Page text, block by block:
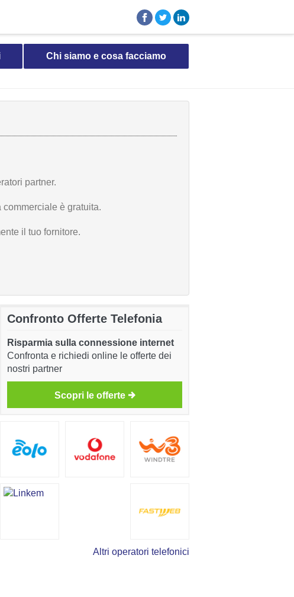
Chi siamo e cosa facciamo
partner.
è gratuita.
il tuo fornitore.
Confronto Offerte Telefonia
Risparmia sulla connessione internet
Confronta e richiedi online le offerte dei
nostri partner
Scopri le offerte
Altri operatori telefonici